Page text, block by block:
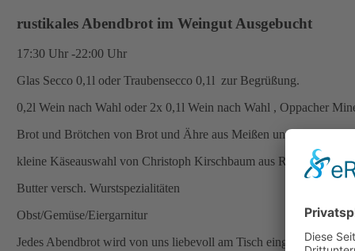
rustikales Abendbrot im Weingut Ausgebucht
17:30 Uhr -22:00 Uhr
Glas Secco 0,1l oder Traubensecco 0,1l zur Begrüßung.
0,2l Wein nach Wahl oder 2x 0,1l Wein nach Wahl , Oppacher
Brot und Brötchen von Brot und Ähre aus Meißen und der Bäckerei
kleine Käseauswahl von Christoph Kirschbaum aus Roßwein
Butter versch. Wurstspezialitäten
Obst/Gemüse/Eiergarnitur
Jedes Abendbrot wird von uns liebevoll am Tisch eingedeckt (